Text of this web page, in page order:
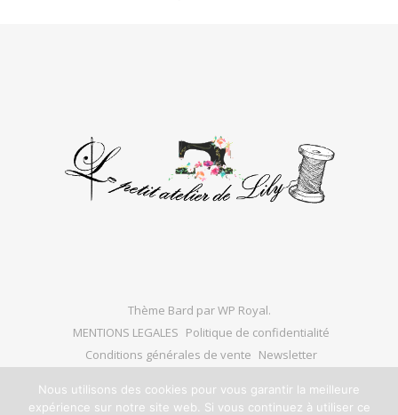
Thème Bard parWP Royal.
MENTIONS LEGALES Politique de confidentialité
Conditions générales de vente Newsletter
Nous utilisons des cookies pour vous garantir la meilleure
expérience sur notre site web. Si vous continuez à utiliser ce